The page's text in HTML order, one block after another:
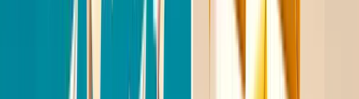
aangepakt. Ik werk met een team dat vergelijkbare
uitdagingen heeft. Zou je een keer willen sparren
over wat jullie doen?"